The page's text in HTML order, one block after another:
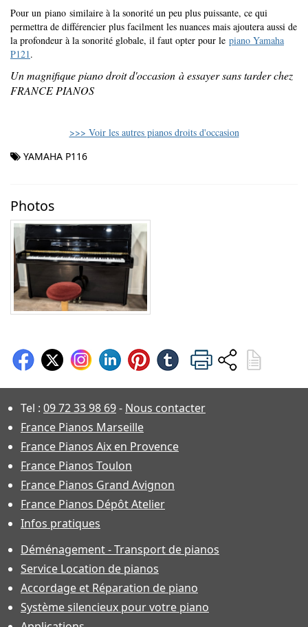
Pour un piano similaire à la sonorité un peu plus puissante, ce qui
permettra de différencier plus facilment les nuances mais ajoutera aussi de
la profondeur à la sonorité globale, il faut opter pour le piano Yamaha
P121.
Un magnifique piano droit d'occasion à essayer sans tarder chez
FRANCE PIANOS
>>> Voir les autres pianos droits d'occasion
YAMAHA P116
Photos
Tel : 09 72 33 98 69- Nous contacter
France Pianos Marseille
France Pianos Aix en Provence
France Pianos Toulon
France Pianos Grand Avignon
France Pianos Dépôt Atelier
Infos pratiques
Déménagement - Transport de pianos
Service Location de pianos
Accordage et Réparation de piano
Système silencieux pour votre piano